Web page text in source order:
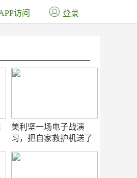
美利坚一场电子战演
习，把自家救护机送了
访问 登录